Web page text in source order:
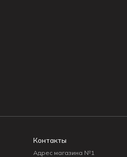
Контакты
Адрес магазина №1